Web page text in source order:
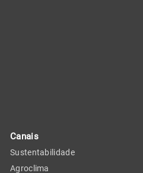
Canais
Sustentabilidade
Agroclima